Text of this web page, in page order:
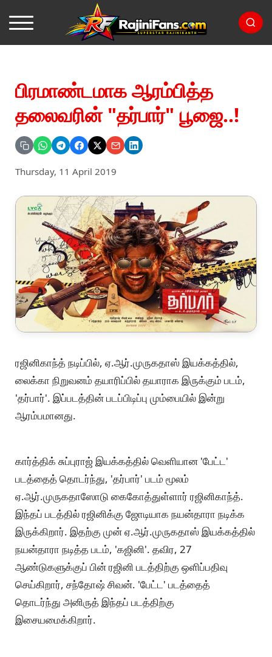
பிரமாண்டமாக ஆரம்பித்த
தலைவரின் "தர்பார்" பூஜை..!
Thursday, 11 April 2019
ரஜினிகாந்த் நடிப்பில், ஏ.ஆர்.முருகதாஸ் இயக்கத்தில்,
லைக்கா நிறுவனம் தயாரிப்பில் தயாராக இருக்கும் படம்,
'தர்பார்'. இப்படத்தின் படப்பிடிப்பு மும்பையில் இன்று
ஆரம்பமானது.
கார்த்திக் சுப்புராஜ் இயக்கத்தில் வெளியான 'பேட்ட'
படத்தைத் தொடர்ந்து, 'தர்பார்' படம் மூலம்
ஏ.ஆர்.முருகதாஸோடு கைகோத்துள்ளார் ரஜினிகாந்த்.
இந்தப் படத்தில் ரஜினிக்கு ஜோடியாக நயன்தாரா நடிக்க
இருக்கிறார். இதற்கு முன் ஏ.ஆர்.முருகதாஸ் இயக்கத்தில்
நயன்தாரா நடித்த படம், 'கஜினி'. தவிர, 27
ஆண்டுகளுக்குப் பின் ரஜினி படத்திற்கு ஒளிப்பதிவு
செய்கிறார், சந்தோஷ் சிவன். 'பேட்ட' படத்தைத்
தொடர்ந்து அனிருத் இந்தப் படத்திற்கு
இசையமைக்கிறார்.